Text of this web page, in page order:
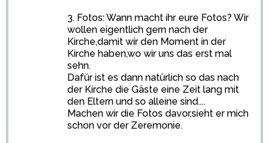
3. Fotos: Wann macht ihr eure Fotos? Wir
wollen eigentlich gern nach der
Kirche,damit wir den Moment in der
Kirche haben,wo wir uns das erst mal
sehn.
Dafür ist es dann natürlich so das nach
der Kirche die Gäste eine Zeit lang mit
den Eltern und so alleine sind....
Machen wir die Fotos davor,sieht er mich
schon vor der Zeremonie.